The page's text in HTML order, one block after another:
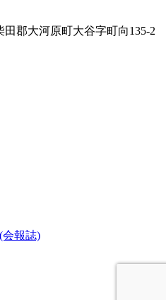
郡大河原町大谷字町向135-2
(会報誌)